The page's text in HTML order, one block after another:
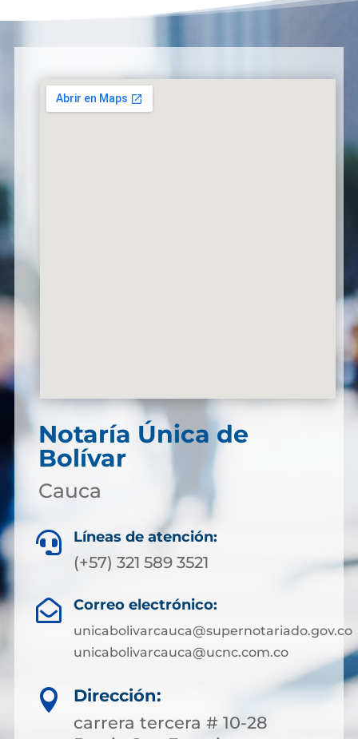
Notaría Única de
Bolívar
Cauca
 Líneas de atención:
(+57) 321 589 3521
 Correo electrónico:
unicabolivarcauca@supernotariado.gov.co
unicabolivarcauca@ucnc.com.co

Dirección:
carrera tercera # 10-28